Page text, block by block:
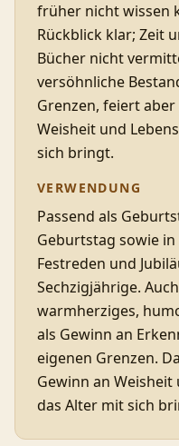
früher nicht wissen
Rückblick klar; Zeit
Bücher nicht
versöhnliche
Grenzen, feiert
Weisheit und
sich bringt.
VERWENDUNG
Passend als
Geburtstag sowie
Festreden und
Sechzigjährige.
warmherziges,
als Gewinn an
eigenen Grenzen.
Gewinn an
das Alter mit sich